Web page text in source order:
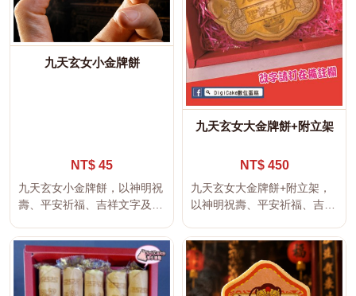
九天玄女小金牌餅
NT$ 45
九天玄女小金牌餅，以神明祝
壽、平安祈福、吉祥文字及傳
神明聖...
九天玄女大金牌餅+附立架
NT$ 450
九天玄女大金牌餅+附立架，
以神明祝壽、平安祈福、吉祥
題，適...